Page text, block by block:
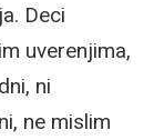
Deci
uverenjima,
ni
ne mislim